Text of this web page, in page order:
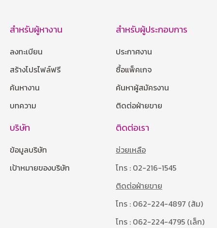
สำหรับผู้หางาน
ลงทะเบียน
สร้างโปรไฟล์ฟรี
ค้นหางาน
บทความ
สำหรับผู้ประกอบการ
ประกาศงาน
ซื้อแพ็คเกจ
ค้นหาผู้สมัครงาน
ติดต่อฝ่ายขาย
บริษัท
ข้อมูลบริษัท
เป้าหมายของบริษัท
ติดต่อเรา
ช่วยเหลือ
โทร : 02-216-1545
ติดต่อฝ่ายขาย
โทร : 062-224-4897 (ส้ม)
โทร : 062-224-4795 (เล็ก)